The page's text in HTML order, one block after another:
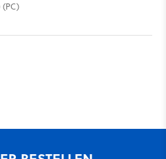
(PC)